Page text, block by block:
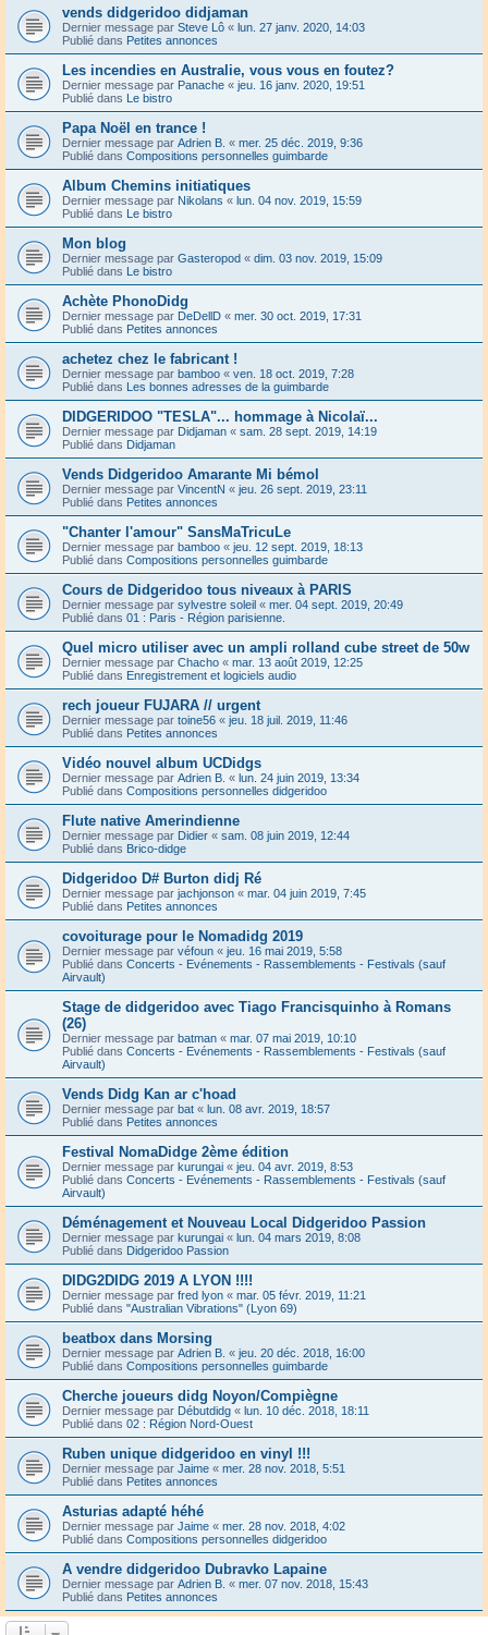
vends didgeridoo didjaman
Dernier message par Steve Lô « lun. 27 janv. 2020, 14:03
Publié dans Petites annonces
Les incendies en Australie, vous vous en foutez?
Dernier message par Panache « jeu. 16 janv. 2020, 19:51
Publié dans Le bistro
Papa Noël en trance !
Dernier message par Adrien B. « mer. 25 déc. 2019, 9:36
Publié dans Compositions personnelles guimbarde
Album Chemins initiatiques
Dernier message par Nikolans « lun. 04 nov. 2019, 15:59
Publié dans Le bistro
Mon blog
Dernier message par Gasteropod « dim. 03 nov. 2019, 15:09
Publié dans Le bistro
Achète PhonoDidg
Dernier message par DeDellD « mer. 30 oct. 2019, 17:31
Publié dans Petites annonces
achetez chez le fabricant !
Dernier message par bamboo « ven. 18 oct. 2019, 7:28
Publié dans Les bonnes adresses de la guimbarde
DIDGERIDOO "TESLA"... hommage à Nicolaï...
Dernier message par Didjaman « sam. 28 sept. 2019, 14:19
Publié dans Didjaman
Vends Didgeridoo Amarante Mi bémol
Dernier message par VincentN « jeu. 26 sept. 2019, 23:11
Publié dans Petites annonces
"Chanter l'amour" SansMaTricuLe
Dernier message par bamboo « jeu. 12 sept. 2019, 18:13
Publié dans Compositions personnelles guimbarde
Cours de Didgeridoo tous niveaux à PARIS
Dernier message par sylvestre soleil « mer. 04 sept. 2019, 20:49
Publié dans 01 : Paris - Région parisienne.
Quel micro utiliser avec un ampli rolland cube street de 50w
Dernier message par Chacho « mar. 13 août 2019, 12:25
Publié dans Enregistrement et logiciels audio
rech joueur FUJARA // urgent
Dernier message par toine56 « jeu. 18 juil. 2019, 11:46
Publié dans Petites annonces
Vidéo nouvel album UCDidgs
Dernier message par Adrien B. « lun. 24 juin 2019, 13:34
Publié dans Compositions personnelles didgeridoo
Flute native Amerindienne
Dernier message par Didier « sam. 08 juin 2019, 12:44
Publié dans Brico-didge
Didgeridoo D# Burton didj Ré
Dernier message par jachjonson « mar. 04 juin 2019, 7:45
Publié dans Petites annonces
covoiturage pour le Nomadidg 2019
Dernier message par véfoun « jeu. 16 mai 2019, 5:58
Publié dans Concerts - Evénements - Rassemblements - Festivals (sauf
Airvault)
Stage de didgeridoo avec Tiago Francisquinho à Romans
(26)
Dernier message par batman « mar. 07 mai 2019, 10:10
Publié dans Concerts - Evénements - Rassemblements - Festivals (sauf
Airvault)
Vends Didg Kan ar c'hoad
Dernier message par bat « lun. 08 avr. 2019, 18:57
Publié dans Petites annonces
Festival NomaDidge 2ème édition
Dernier message par kurungai « jeu. 04 avr. 2019, 8:53
Publié dans Concerts - Evénements - Rassemblements - Festivals (sauf
Airvault)
Déménagement et Nouveau Local Didgeridoo Passion
Dernier message par kurungai « lun. 04 mars 2019, 8:08
Publié dans Didgeridoo Passion
DIDG2DIDG 2019 A LYON !!!!
Dernier message par fred lyon « mar. 05 févr. 2019, 11:21
Publié dans "Australian Vibrations" (Lyon 69)
beatbox dans Morsing
Dernier message par Adrien B. « jeu. 20 déc. 2018, 16:00
Publié dans Compositions personnelles guimbarde
Cherche joueurs didg Noyon/Compiègne
Dernier message par Débutdidg « lun. 10 déc. 2018, 18:11
Publié dans 02 : Région Nord-Ouest
Ruben unique didgeridoo en vinyl !!!
Dernier message par Jaime « mer. 28 nov. 2018, 5:51
Publié dans Petites annonces
Asturias adapté héhé
Dernier message par Jaime « mer. 28 nov. 2018, 4:02
Publié dans Compositions personnelles didgeridoo
A vendre didgeridoo Dubravko Lapaine
Dernier message par Adrien B. « mer. 07 nov. 2018, 15:43
Publié dans Petites annonces